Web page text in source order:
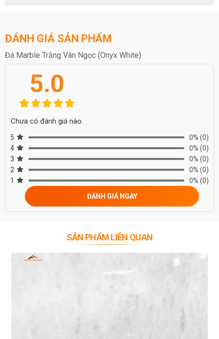
ĐÁNH GIÁ SẢN PHẨM
Đá Marble Trắng Vân Ngọc (Onyx White)
5.0
Chưa có đánh giá nào.
5 0% (0)
4
0% (0)
3
0% (0)
2
0% (0)
1
0% (0)
ĐÁNH GIÁ NGAY
SẢN PHẨM LIÊN QUAN
GIẢM